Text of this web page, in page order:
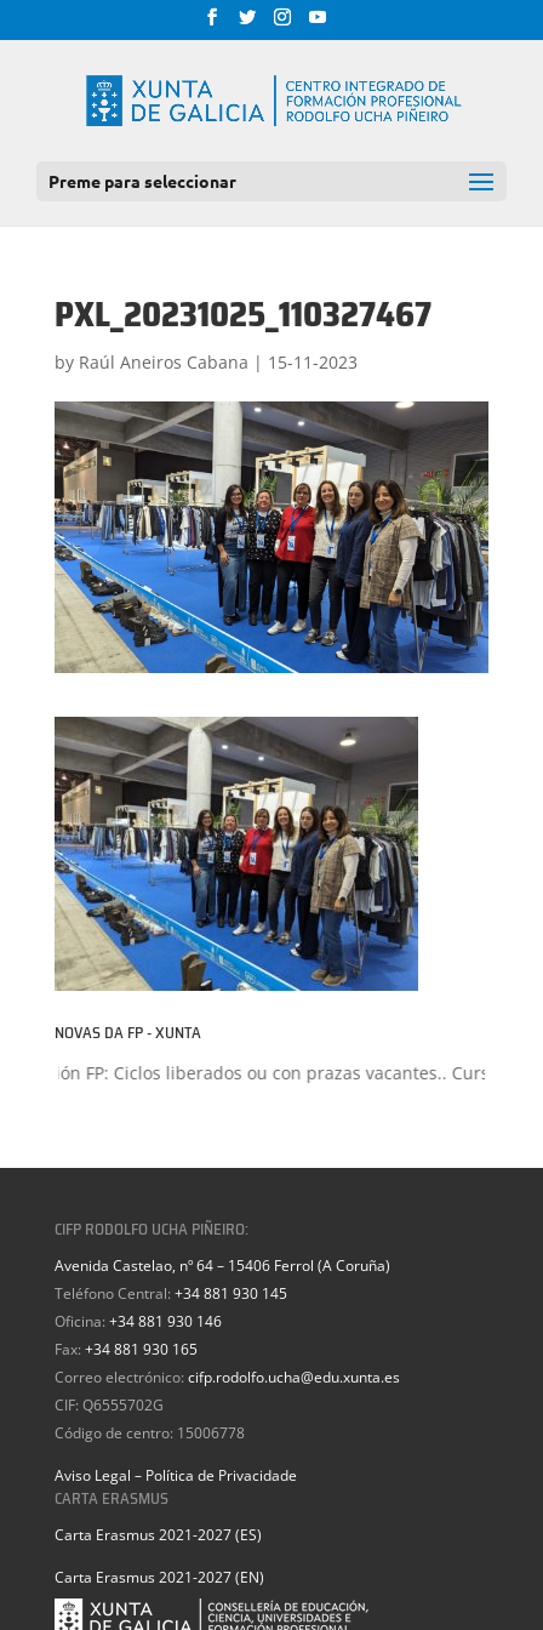
Preme para seleccionar
PXL_20231025_110327467
by Raúl Aneiros Cabana | 15-11-2023
NOVAS DA FP - XUNTA
FP: Ciclos liberados ou con prazas vacantes.. Curso 2026-
CIFP RODOLFO UCHA PIÑEIRO:
Avenida Castelao, nº 64 – 15406 Ferrol (A Coruña)
Teléfono Central: +34 881 930 145
Oficina: +34 881 930 146
Fax: +34 881 930 165
Correo electrónico: cifp.rodolfo.ucha@edu.xunta.es
CIF: Q6555702G
Código de centro: 15006778
Aviso Legal – Política de Privacidade
CARTA ERASMUS
Carta Erasmus 2021-2027 (ES)
Carta Erasmus 2021-2027 (EN)